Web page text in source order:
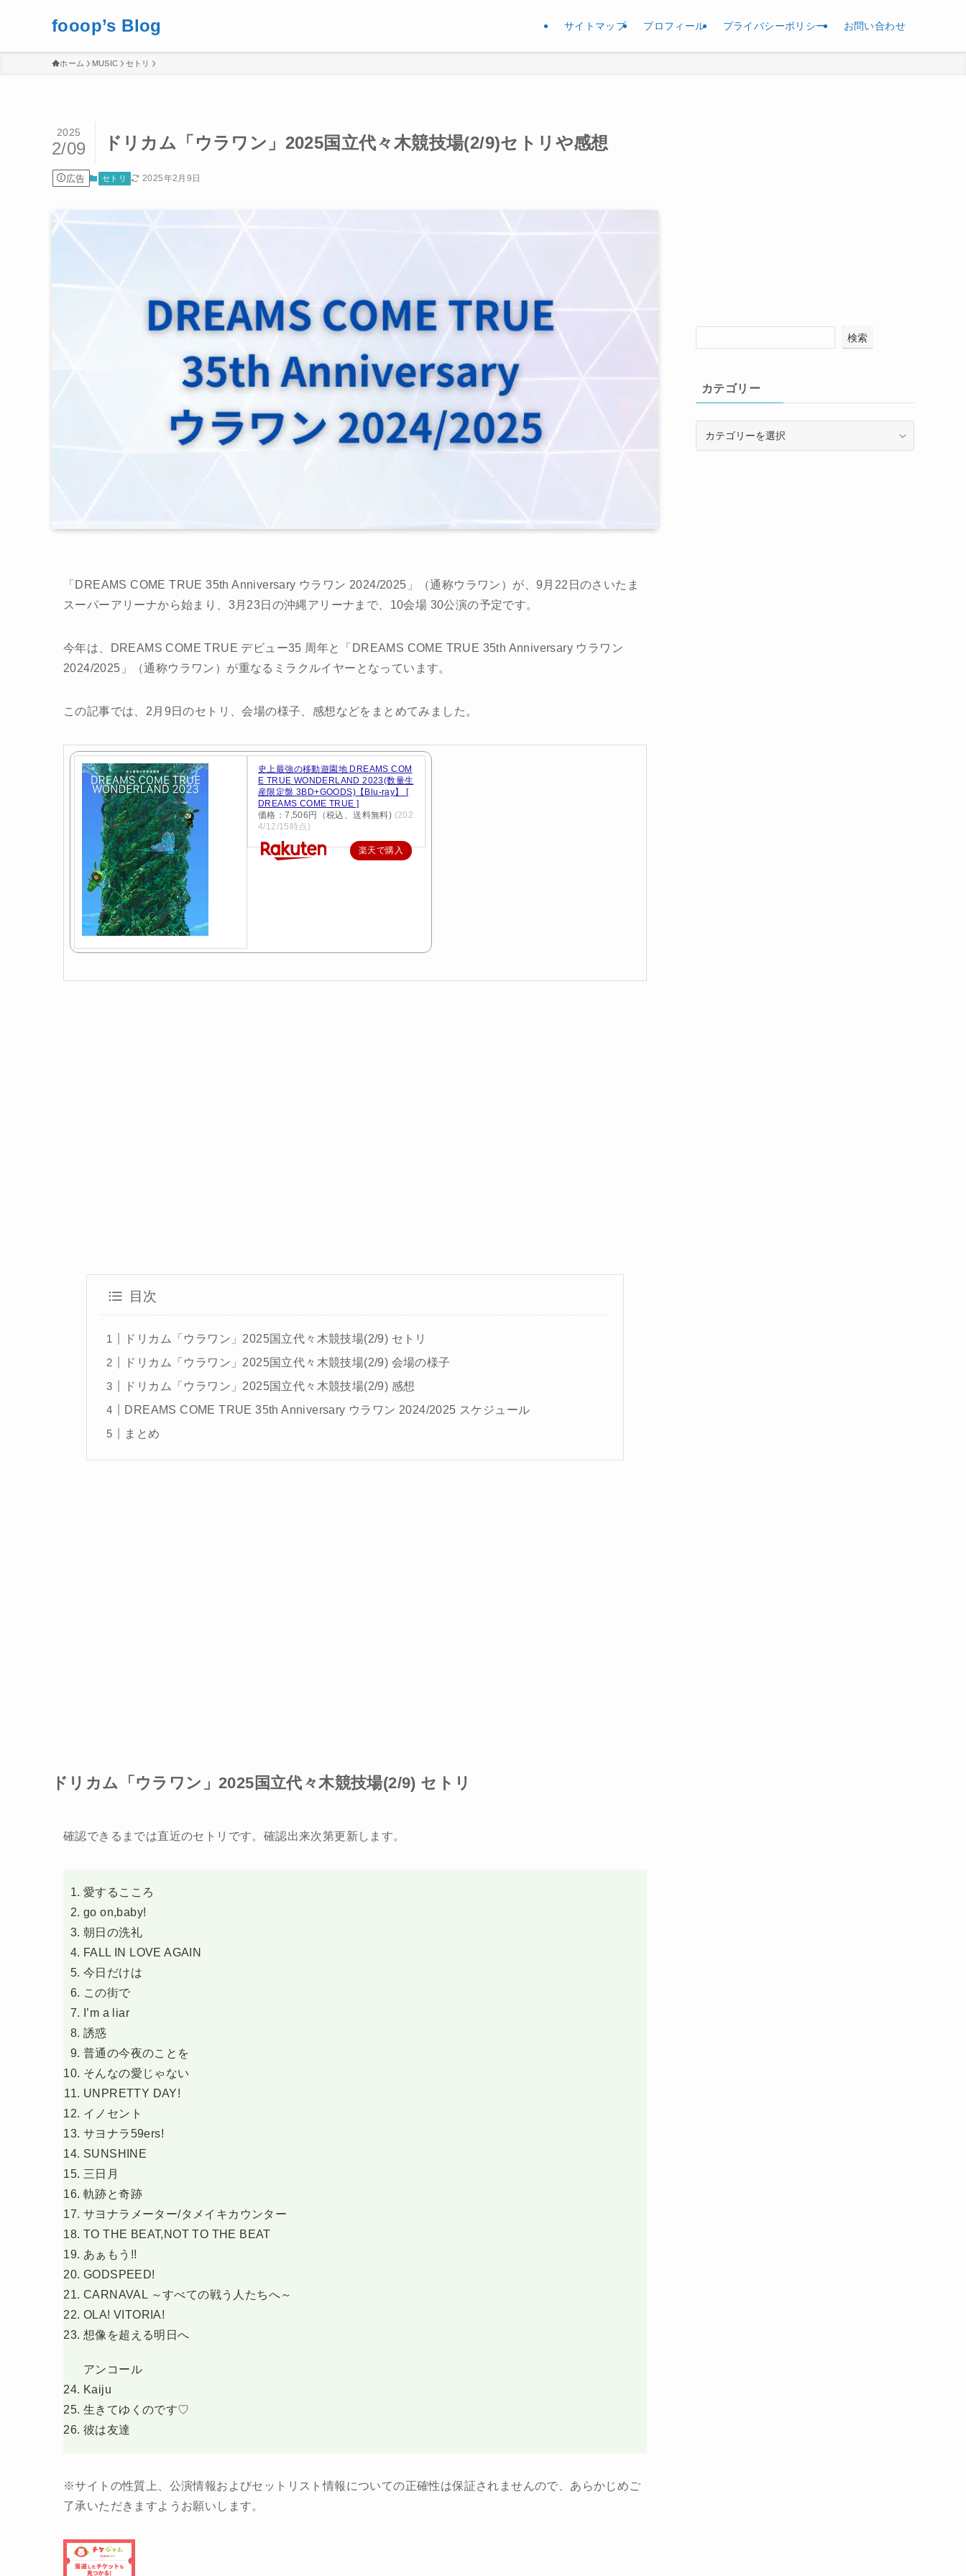
fooop’s Blog サイトマップ プロフィール プライバシーポリシー お問い合わせ
ホーム MUSIC セトリ
ドリカム「ウラワン」2025国立代々木競技場(2/9)セトリや感想
2025
2/09
広告 セトリ 2025年2月9日
「DREAMS COME TRUE 35th Anniversary ウラワン 2024/2025」（通称ウラワン）が、9月22日のさいたま
スーパーアリーナから始まり、3月23日の沖縄アリーナまで、10会場 30公演の予定です。
今年は、DREAMS COME TRUE デビュー35 周年と「DREAMS COME TRUE 35th Anniversary ウラワン
2024/2025」（通称ウラワン）が重なるミラクルイヤーとなっています。
この記事では、2月9日のセトリ、会場の様子、感想などをまとめてみました。
史上最強の移動遊園地 DREAMS COM
E TRUE WONDERLAND 2023(数量生
産限定盤 3BD+GOODS)【Blu-ray】 [
DREAMS COME TRUE ]
価格：7,506円（税込、送料無料) (202
4/12/15時点)
楽天で購入
目次
ドリカム「ウラワン」2025国立代々木競技場(2/9) セトリ
ドリカム「ウラワン」2025国立代々木競技場(2/9) 会場の様子
ドリカム「ウラワン」2025国立代々木競技場(2/9) 感想
DREAMS COME TRUE 35th Anniversary ウラワン 2024/2025 スケジュール
まとめ
ドリカム「ウラワン」2025国立代々木競技場(2/9) セトリ
確認できるまでは直近のセトリです。確認出来次第更新します。
愛するこころ
go on,baby!
朝日の洗礼
FALL IN LOVE AGAIN
今日だけは
この街で
I’m a liar
誘惑
普通の今夜のことを
そんなの愛じゃない
UNPRETTY DAY!
イノセント
サヨナラ59ers!
SUNSHINE
三日月
軌跡と奇跡
サヨナラメーター/タメイキカウンター
TO THE BEAT,NOT TO THE BEAT
あぁもう!!
GODSPEED!
CARNAVAL ～すべての戦う人たちへ～
OLA! VITORIA!
想像を超える明日へ
アンコール
Kaiju
生きてゆくのです♡
彼は友達
※サイトの性質上、公演情報およびセットリスト情報についての正確性は保証されませんので、あらかじめご
了承いただきますようお願いします。
検索
カテゴリー